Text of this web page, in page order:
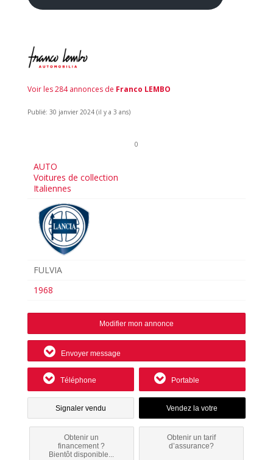
Voir les 284 annonces de Franco LEMBO
Publié: 30 janvier 2024 (il y a 3 ans)
0
AUTO
Voitures de collection
Italiennes
FULVIA
1968
Modifier mon annonce
Envoyer message
Téléphone Portable
Signaler vendu
Obtenir un
financement ?
Bientôt disponible...
Obtenir un tarif
d’assurance?